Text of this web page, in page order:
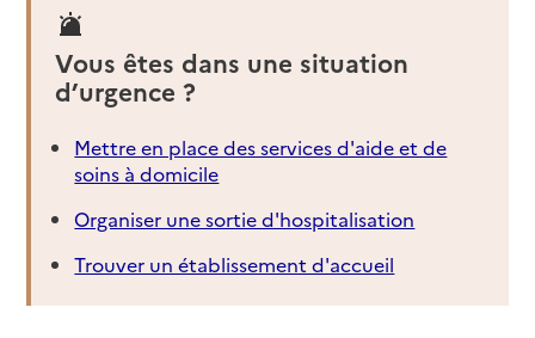
Vous êtes dans une situation
d’urgence ?
Mettre en place des services d'aide et de
soins à domicile
Organiser une sortie d'hospitalisation
Trouver un établissement d'accueil